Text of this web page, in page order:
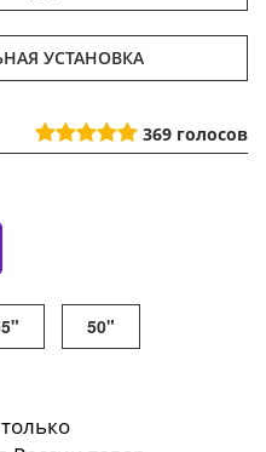
УСТАНОВКА
369 голосов
50"